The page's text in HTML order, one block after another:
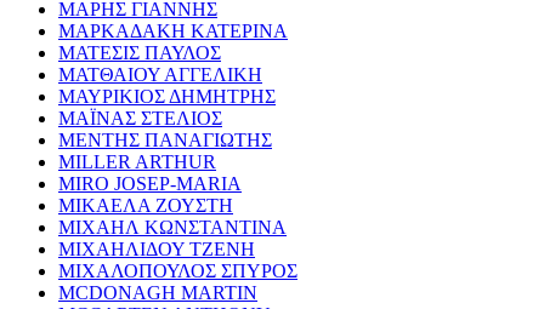
ΜΑΡΗΣ ΓΙΑΝΝΗΣ
ΜΑΡΚΑΔΑΚΗ ΚΑΤΕΡΙΝΑ
ΜΑΤΕΣΙΣ ΠΑΥΛΟΣ
ΜΑΤΘΑΙΟΥ ΑΓΓΕΛΙΚΗ
ΜΑΥΡΙΚΙΟΣ ΔΗΜΗΤΡΗΣ
ΜΑΪΝΑΣ ΣΤΕΛΙΟΣ
ΜΕΝΤΗΣ ΠΑΝΑΓΙΩΤΗΣ
MILLER ARTHUR
MIRO JOSEP-MARIA
ΜΙΚΑΕΛΑ ΖΟΥΣΤΗ
ΜΙΧΑΗΛ ΚΩΝΣΤΑΝΤΙΝΑ
ΜΙΧΑΗΛΙΔΟΥ ΤΖΕΝΗ
ΜΙΧΑΛΟΠΟΥΛΟΣ ΣΠΥΡΟΣ
MCDONAGH MARTIN